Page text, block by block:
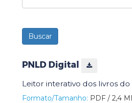
PNLD Digital
Leitor interativo dos livros do
Formato/Tamanho: PDF / 2,4